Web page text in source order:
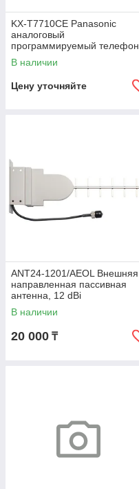
KX-T7710СЕ Panasonic
аналоговый
программируемый телефон
В наличии
Цену уточняйте
ANT24-1201/AEOL Внешняя
направленная пассивная
антенна, 12 dBi
В наличии
20 000 ₸